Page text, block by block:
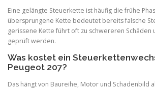
Eine gelängte Steuerkette ist häufig die frühe
übersprungene Kette bedeutet bereits falsche
gerissene Kette führt oft zu schwereren Schäden
geprüft werden.
Was kostet ein
Peugeot 207?
Das hängt von Baureihe, Motor und Schadenbild